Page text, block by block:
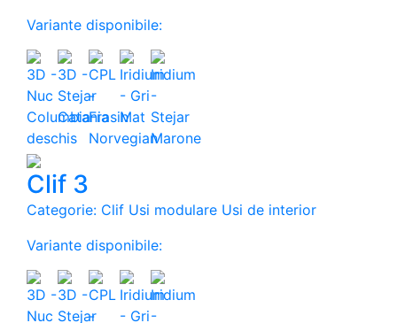
Variante disponibile:
Clif 3
Categorie: Clif Usi modulare Usi de interior
Variante disponibile: